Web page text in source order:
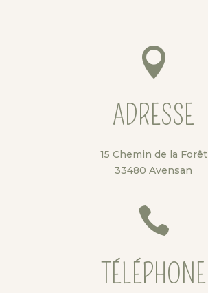

ADRESSE
15 Chemin de la Forêt
33480 Avensan

TÉLÉPHONE